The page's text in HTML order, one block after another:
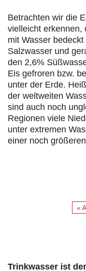
Betrachten wir die
vielleicht erkennen,
mit Wasser
Salzwasser und
den 2,6%
Eis gefroren bzw.
unter der Erde.
der weltweiten
sind auch noch
Regionen viele
unter extremen
einer noch
«
Trinkwasser ist